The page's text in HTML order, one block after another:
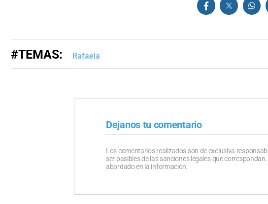
#TEMAS: Rafaela
Dejanos tu comentario
Los comentarios realizados son de exclusiva
ser pasibles de las sanciones legales que
abordado en la información.